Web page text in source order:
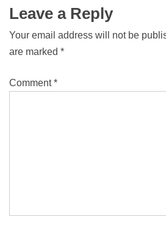
Leave a Reply
Your email address will not be
are marked *
Comment*